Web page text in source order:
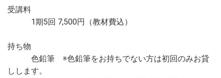
受講料
1期5回 7,500円（教材費込）
持ち物
色鉛筆 ※色鉛筆をお持ちでない方は初回のみお貸
しします。